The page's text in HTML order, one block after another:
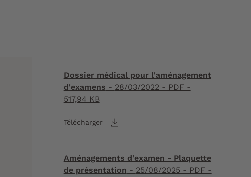
Dossier médical pour l'aménagement
d'examens - 28/03/2022 - PDF -
517,94 KB
Télécharger
Aménagements d'examen - Plaquette
de présentation - 25/08/2025 - PDF -